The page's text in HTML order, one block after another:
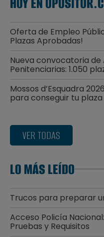
Oferta de Empleo
Plazas Aprobadas!
Nueva convocatoria
Penitenciarias: 1.050
Mossos d’Esquadra
para conseguir tu
VER TODAS
LO MÁS LEÍDO
Trucos para preparar
Acceso Policía
Pruebas y Requisitos